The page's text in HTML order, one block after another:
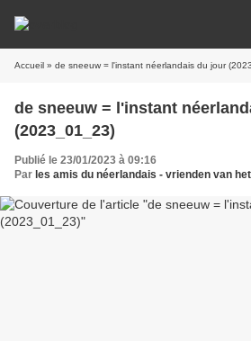
Accueil » de sneeuw = l'instant néerlandais du jour
de sneeuw = l'instant
(2023_01_23)
Publié le 23/01/2023 à 09:16
Par les amis du néerlandais - vrienden van